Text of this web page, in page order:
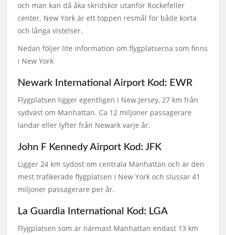
och man kan då åka skridskor utanför Rockefeller
center. New York är ett toppen resmål för både korta
och långa vistelser.
Nedan följer lite information om flygplatserna som finns
i New York
Newark International Airport Kod: EWR
Flygplatsen ligger egentligen i New Jersey, 27 km från
sydväst om Manhattan. Ca 12 miljoner passagerare
landar eller lyfter från Newark varje år.
John F Kennedy Airport Kod: JFK
Ligger 24 km sydost om centrala Manhattan och är den
mest trafikerade flygplatsen i New York och slussar 41
miljoner passagerare per år.
La Guardia International Kod: LGA
Flygplatsen som är närmast Manhattan endast 13 km